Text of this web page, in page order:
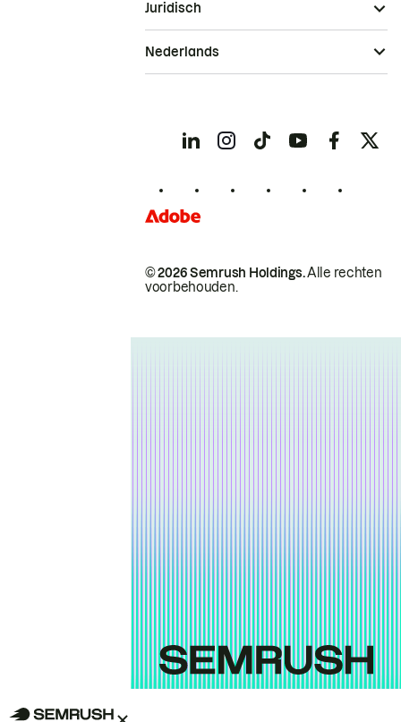
© 2026 Semrush Holdings.Alle rechten
voorbehouden.
Juridisch
Nederlands